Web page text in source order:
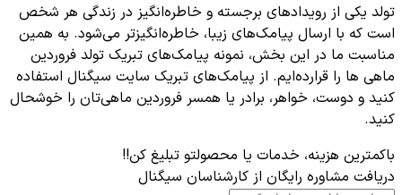
تولد یکی از رویدادهای برجسته و خاطره‌انگیز در زندگی هر شخص
است که با ارسال پیامک‌های زیبا، خاطره‌انگیزتر می‌شود. به همین
مناسبت ما در این بخش، نمونه پیامک‌های تبریک تولد فروردین
ماهی ها را قرارده‌ایم. از پیامک‌های تبریک سایت سیگنال استفاده
کنید و دوست، خواهر، برادر یا همسر فروردین ماهی‌تان را خوشحال
کنید.
باکمترین هزینه، خدمات یا محصولتو تبلیغ کن!!
دریافت مشاوره رایگان از کارشناسان سیگنال